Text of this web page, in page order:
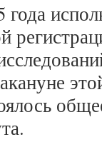
года